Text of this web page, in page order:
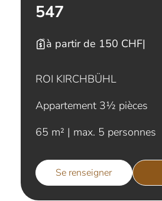
547
à partir de 150 CHF|
ROI KIRCHBÜHL
Appartement 3½ pièces
65 m² | max. 5 personnes
Se renseigner